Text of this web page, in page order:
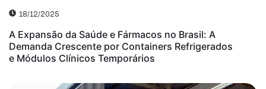
18/12/2025
A Expansão da Saúde e Fármacos no Brasil: A
Demanda Crescente por Containers Refrigerados
e Módulos Clínicos Temporários